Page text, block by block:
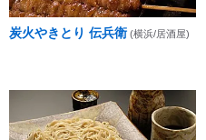
炭火やきとり 伝兵衛 (横浜/居酒屋)